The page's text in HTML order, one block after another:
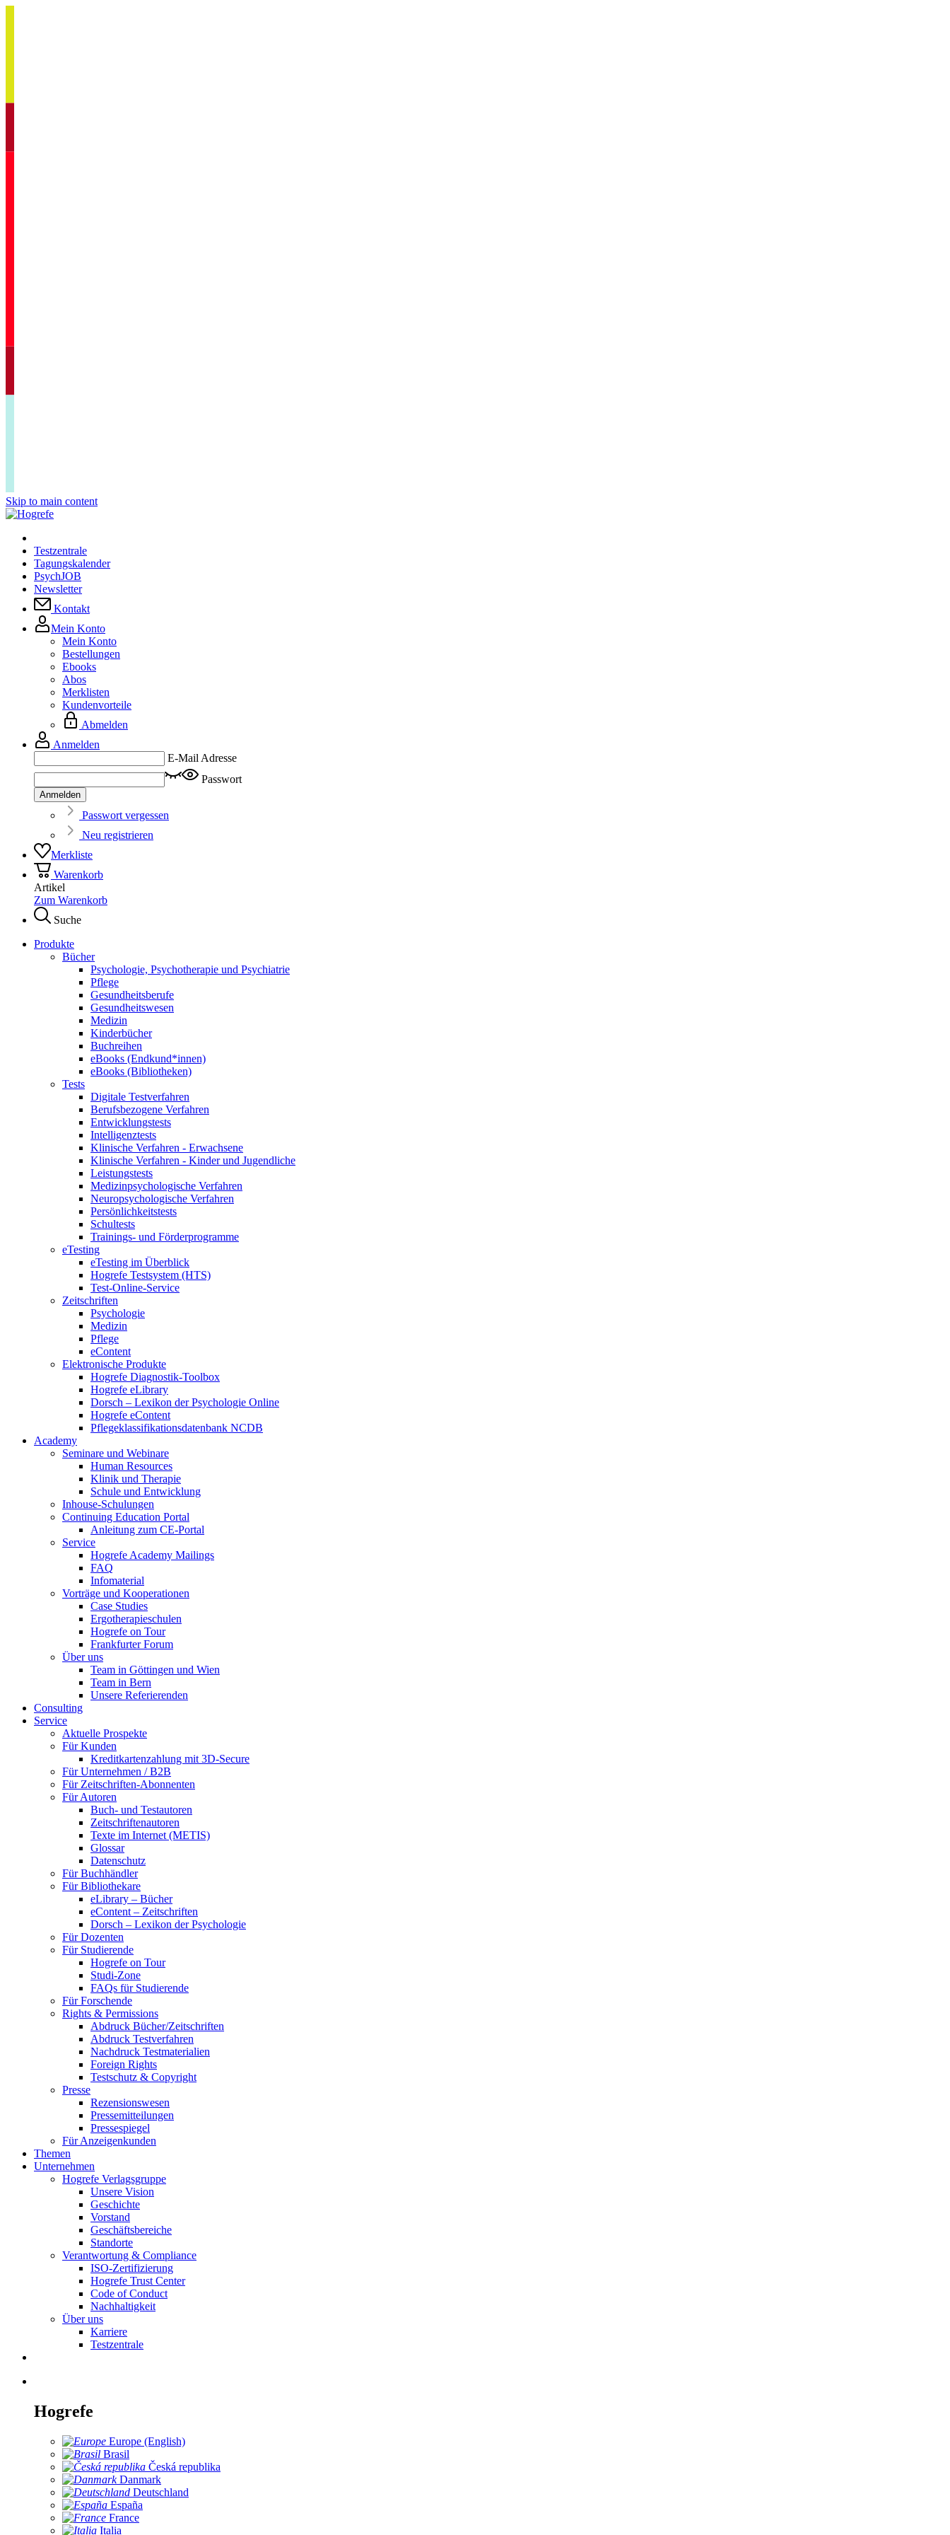
Skip to main content
Testzentrale
Tagungskalender
PsychJOB
Newsletter
Kontakt
Mein Konto
Mein Konto
Bestellungen
Ebooks
Abos
Merklisten
Kundenvorteile
Abmelden
Anmelden
E-Mail Adresse
Passwort
Anmelden
Passwort vergessen
Neu registrieren
Merkliste
Warenkorb
Artikel
Zum Warenkorb
Suche
Produkte
Bücher
Psychologie, Psychotherapie und Psychiatrie
Pflege
Gesundheitsberufe
Gesundheitswesen
Medizin
Kinderbücher
Buchreihen
eBooks (Endkund*innen)
eBooks (Bibliotheken)
Tests
Digitale Testverfahren
Berufsbezogene Verfahren
Entwicklungstests
Intelligenztests
Klinische Verfahren - Erwachsene
Klinische Verfahren - Kinder und Jugendliche
Leistungstests
Medizinpsychologische Verfahren
Neuropsychologische Verfahren
Persönlichkeitstests
Schultests
Trainings- und Förderprogramme
eTesting
eTesting im Überblick
Hogrefe Testsystem (HTS)
Test-Online-Service
Zeitschriften
Psychologie
Medizin
Pflege
eContent
Elektronische Produkte
Hogrefe Diagnostik-Toolbox
Hogrefe eLibrary
Dorsch – Lexikon der Psychologie Online
Hogrefe eContent
Pflegeklassifikationsdatenbank NCDB
Academy
Seminare und Webinare
Human Resources
Klinik und Therapie
Schule und Entwicklung
Inhouse-Schulungen
Continuing Education Portal
Anleitung zum CE-Portal
Service
Hogrefe Academy Mailings
FAQ
Infomaterial
Vorträge und Kooperationen
Case Studies
Ergotherapieschulen
Hogrefe on Tour
Frankfurter Forum
Über uns
Team in Göttingen und Wien
Team in Bern
Unsere Referierenden
Consulting
Service
Aktuelle Prospekte
Für Kunden
Kreditkartenzahlung mit 3D-Secure
Für Unternehmen / B2B
Für Zeitschriften-Abonnenten
Für Autoren
Buch- und Testautoren
Zeitschriftenautoren
Texte im Internet (METIS)
Glossar
Datenschutz
Für Buchhändler
Für Bibliothekare
eLibrary – Bücher
eContent – Zeitschriften
Dorsch – Lexikon der Psychologie
Für Dozenten
Für Studierende
Hogrefe on Tour
Studi-Zone
FAQs für Studierende
Für Forschende
Rights & Permissions
Abdruck Bücher/Zeitschriften
Abdruck Testverfahren
Nachdruck Testmaterialien
Foreign Rights
Testschutz & Copyright
Presse
Rezensionswesen
Pressemitteilungen
Pressespiegel
Für Anzeigenkunden
Themen
Unternehmen
Hogrefe Verlagsgruppe
Unsere Vision
Geschichte
Vorstand
Geschäftsbereiche
Standorte
Verantwortung & Compliance
ISO-Zertifizierung
Hogrefe Trust Center
Code of Conduct
Nachhaltigkeit
Über uns
Karriere
Testzentrale
Hogrefe
Europe (English)
Brasil
Česká republika
Danmark
Deutschland
España
France
Italia